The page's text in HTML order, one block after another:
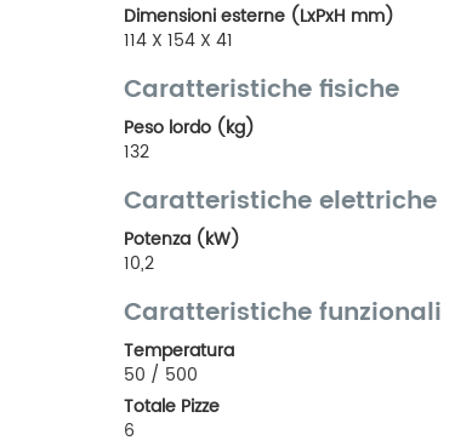
Dimensioni esterne (LxPxH mm)
114 X 154 X 41
Caratteristiche fisiche
Peso lordo (kg)
132
Caratteristiche elettriche
Potenza (kW)
10,2
Caratteristiche funzionali
Temperatura
50 / 500
Totale Pizze
6